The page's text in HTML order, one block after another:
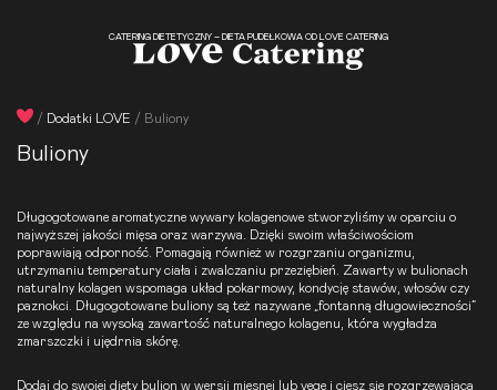
CATERING DIETETYCZNY – DIETA PUDEŁKOWA OD LOVE CATERING
/ Dodatki LOVE / Buliony
Buliony
Długogotowane aromatyczne wywary kolagenowe stworzyliśmy w oparciu o
najwyższej jakości mięsa oraz warzywa. Dzięki swoim właściwościom
poprawiają odporność. Pomagają również w rozgrzaniu organizmu,
utrzymaniu temperatury ciała i zwalczaniu przeziębień. Zawarty w bulionach
naturalny kolagen wspomaga układ pokarmowy, kondycję stawów, włosów czy
paznokci. Długogotowane buliony są też nazywane „fontanną długowieczności”
ze względu na wysoką zawartość naturalnego kolagenu, która wygładza
zmarszczki i ujędrnia skórę.
Dodaj do swojej diety bulion w wersji mięsnej lub vege i ciesz się rozgrzewającą